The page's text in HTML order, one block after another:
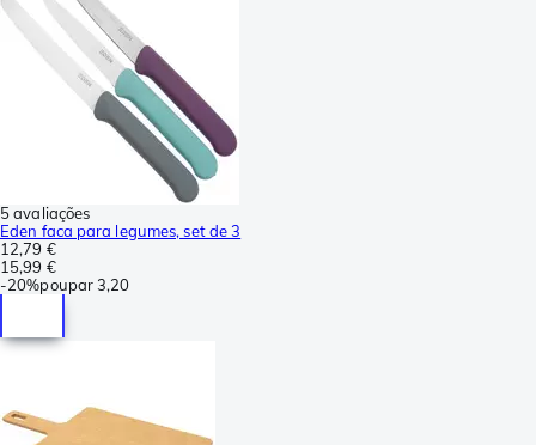
5 avaliações
Eden faca para legumes, set de 3
12,79 €
15,99 €
-20%poupar3,20